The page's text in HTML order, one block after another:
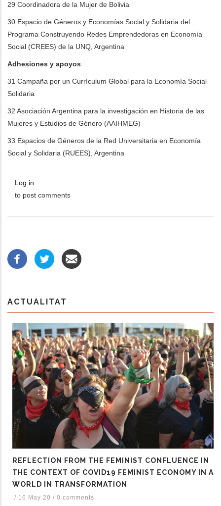
29 Coordinadora de la Mujer de Bolivia
30 Espacio de Géneros y Economías Social y Solidaria del
Programa Construyendo Redes Emprendedoras en Economía
Social (CREES) de la UNQ, Argentina
Adhesiones y apoyos
31 Campaña por un Currículum Global para la Economía Social
Solidaria
32 Asociación Argentina para la investigación en Historia de las
Mujeres y Estudios de Género (AAIHMEG)
33 Espacios de Géneros de la Red Universitaria en Economía
Social y Solidaria (RUEES), Argentina
Log in
to post comments
ACTUALITAT
REFLECTION FROM THE FEMINIST CONFLUENCE IN
THE CONTEXT OF COVID19 FEMINIST ECONOMY IN A
WORLD IN TRANSFORMATION
/ 16 May 20 / 0 comments